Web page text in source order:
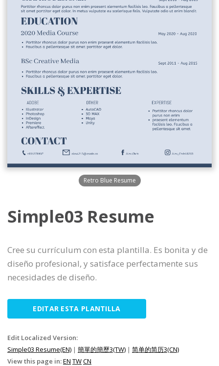
Retro Blue Resume
Simple03 Resume
Cree su currículum con esta plantilla. Es bonita y de
diseño profesional, y satisface perfectamente sus
necesidades de diseño.
EDITAR ESTA PLANTILLA
Edit Localized Version:
Simple03 Resume(EN) | 簡單的簡歷3(TW) | 简单的简历3(CN)
View this page in:EN TWCN